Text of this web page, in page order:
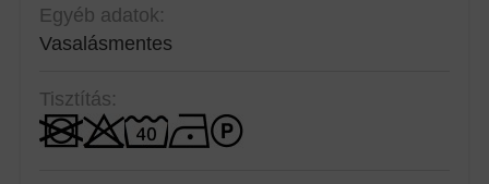
Egyéb adatok:
Vasalásmentes
Tisztítás: